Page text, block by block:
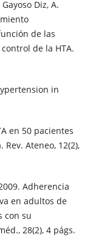
Diz, A.
de las
de la HTA.
in
en 50 pacientes
Rev. Ateneo, 12(2),
Adherencia
en adultos de
con su
28(2), 4 págs.